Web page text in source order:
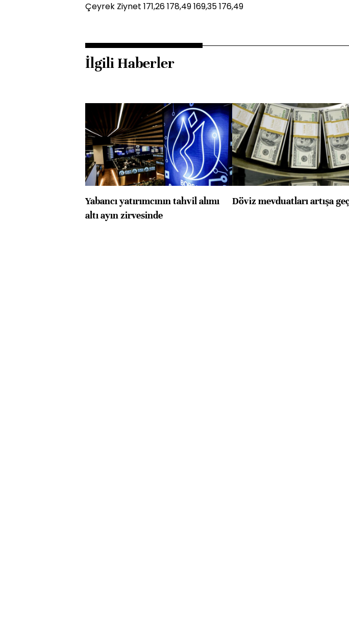
Çeyrek Ziynet 171,26 178,49 169,35 176,49
İlgili Haberler
Yabancı yatırımcının tahvil alımı
altı ayın zirvesinde
Döviz mevduatları artışa